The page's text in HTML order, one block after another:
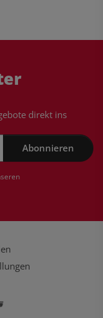
direkt ins
Abonnieren